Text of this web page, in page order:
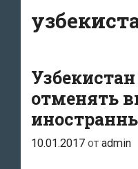
отменять
10.01.2017 от admin